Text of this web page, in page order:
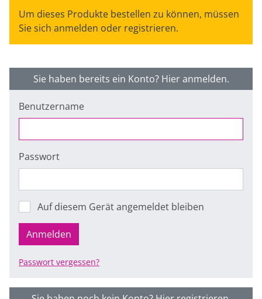
Um dieses Produkte bestellen zu können, müssen
Sie sich anmelden oder registrieren.
Sie haben bereits ein Konto? Hier anmelden.
Benutzername
Passwort
Auf diesem Gerät angemeldet bleiben
Anmelden
Passwort vergessen?